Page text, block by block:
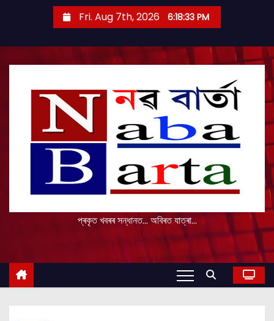
Fri. Aug 7th, 2026 6:18:34 PM
প্ৰকৃত খবৰৰ সন্ধানত... অবিৰত যাত্ৰা...